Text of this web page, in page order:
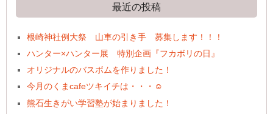
最近の投稿
根崎神社例大祭 山車の引き手 募集します！！！
ハンター×ハンター展 特別企画『フカボリの日』
オリジナルのバスボムを作りました！
今月のくまcafeツキイチは・・・☺
熊石生きがい学習塾が始まりました！